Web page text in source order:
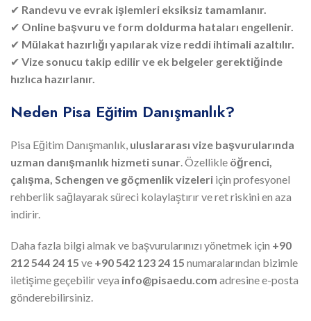
✔ Randevu ve evrak işlemleri eksiksiz tamamlanır.
✔ Online başvuru ve form doldurma hataları engellenir.
✔ Mülakat hazırlığı yapılarak vize reddi ihtimali azaltılır.
✔ Vize sonucu takip edilir ve ek belgeler gerektiğinde
hızlıca hazırlanır.
Neden Pisa Eğitim Danışmanlık?
Pisa Eğitim Danışmanlık, uluslararası vize başvurularında
uzman danışmanlık hizmeti sunar. Özellikle öğrenci,
çalışma, Schengen ve göçmenlik vizeleri için profesyonel
rehberlik sağlayarak süreci kolaylaştırır ve ret riskini en aza
indirir.
Daha fazla bilgi almak ve başvurularınızı yönetmek için +90
212 544 24 15 ve +90 542 123 24 15 numaralarından bizimle
iletişime geçebilir veya info@pisaedu.com adresine e-posta
gönderebilirsiniz.